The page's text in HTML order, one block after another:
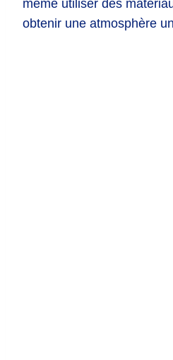
même utiliser des
obtenir une atmosphère